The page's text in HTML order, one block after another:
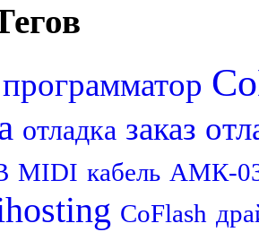
программатор
отладка заказ
MIDI кабель АМК-
CoFlash